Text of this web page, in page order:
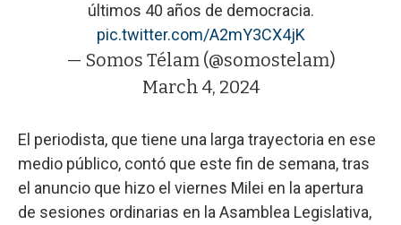
últimos 40 años de democracia.
pic.twitter.com/A2mY3CX4jK
— Somos Télam (@somostelam)
March 4, 2024
El periodista, que tiene una larga trayectoria en ese
medio público, contó que este fin de semana, tras
el anuncio que hizo el viernes Milei en la apertura
de sesiones ordinarias en la Asamblea Legislativa,